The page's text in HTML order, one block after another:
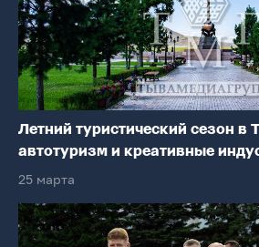
Летний туристический сезон в
автотуризм и креативные
25 марта